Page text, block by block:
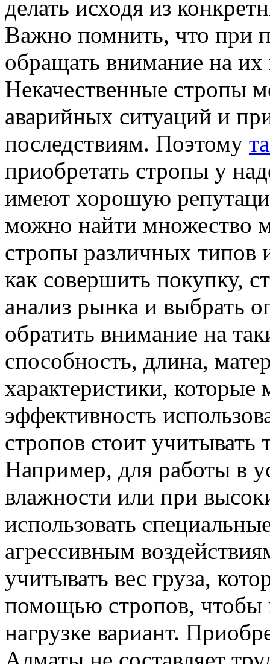
делать исходя из
Важно помнить, что при
обращать внимание на их
Некачественные стропы
аварийных ситуаций и
последствиям. Поэтому
приобретать стропы у
имеют хорошую
можно найти множество
стропы различных типов
как совершить покупку,
анализ рынка и выбрать
обратить внимание на
способность, длина,
характеристики, которые
эффективность
стропов стоит учитывать
Например, для работы в
влажности или при
использовать
агрессивным
учитывать вес груза,
помощью стропов, чтобы
нагрузке вариант.